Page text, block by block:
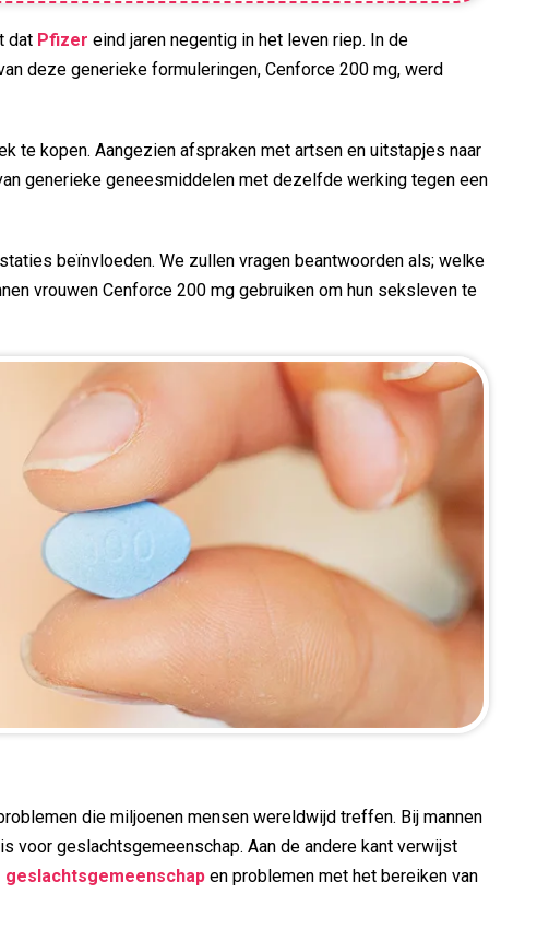
dat Pfizer eind jaren negentig in het leven riep. In de
deze generieke formuleringen, Cenforce 200 mg, werd
te kopen. Aangezien afspraken met artsen en uitstapjes naar
generieke geneesmiddelen met dezelfde werking tegen een
beïnvloeden. We zullen vragen beantwoorden als; welke
vrouwen Cenforce 200 mg gebruiken om hun seksleven te
die miljoenen mensen wereldwijd treffen. Bij mannen
geslachtsgemeenschap. Aan de andere kant verwijst
geslachtsgemeenschap en problemen met het bereiken van